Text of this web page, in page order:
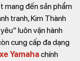
mang đến sản phẩm
tranh, Kim Thành
luôn vận hành
cung cấp đa dạng
Yamahachính